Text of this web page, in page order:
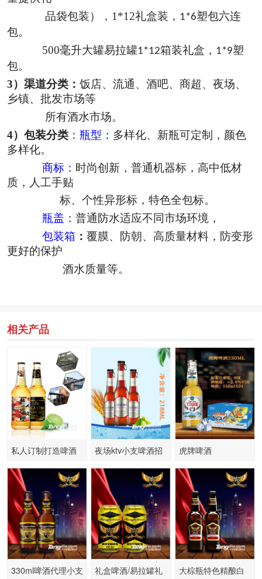
品袋包装）， 1*12礼盒装， 1*6塑包六连
包。
500毫升大罐易拉罐1*12箱装礼盒， 1*9塑
包。
3） 渠道分类： 饭店、流通、酒吧、商超、夜场、
乡镇、批发市场等
所有酒水市场。
4）包装分类： 瓶型： 多样化、新瓶可定制，颜色
多样化。
商标： 时尚创新，普通机器标，高中低材
质，人工手贴
标、个性异形标，特色全包标。
瓶盖 ：普通防水适应不同市场环境，
包装箱 ： 覆膜、防朝、高质量材料，防变形
更好的保护
酒水质量等。
相关产品
私人订制打造啤酒
夜场ktv小支啤酒招
虎牌啤酒
330ml啤酒代理小支
礼盒啤酒/易拉罐礼
大棕瓶特色精酿白